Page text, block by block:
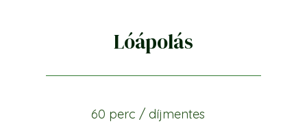
Lóápolás
60 perc / díjmentes